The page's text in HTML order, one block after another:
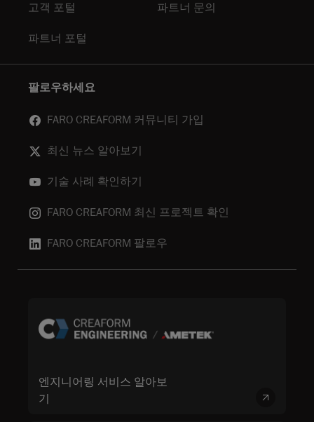
고객 포털 파트너 문의
파트너 포털
팔로우하세요
FARO CREAFORM 커뮤니티 가입
최신 뉴스 알아보기
기술 사례 확인하기
FARO CREAFORM 최신 프로젝트 확인
FARO CREAFORM 팔로우
엔지니어링 서비스 알아보
기